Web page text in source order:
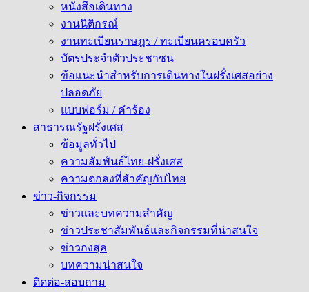
หนังสือเดินทาง
งานนิติกรณ์
งานทะเบียนราษฎร / ทะเบียนครอบครัว
บัตรประจำตัวประชาชน
ข้อแนะนำสำหรับการเดินทางในฝรั่งเศสอย่าง
ปลอดภัย
แบบฟอร์ม / คำร้อง
สาธารณรัฐฝรั่งเศส
ข้อมูลทั่วไป
ความสัมพันธ์ไทย-ฝรั่งเศส
ความตกลงที่สำคัญกับไทย
ข่าว-กิจกรรม
ข่าวและบทความสำคัญ
ข่าวประชาสัมพันธ์และกิจกรรมที่น่าสนใจ
ข่าวกงสุล
บทความน่าสนใจ
ติดต่อ-สอบถาม